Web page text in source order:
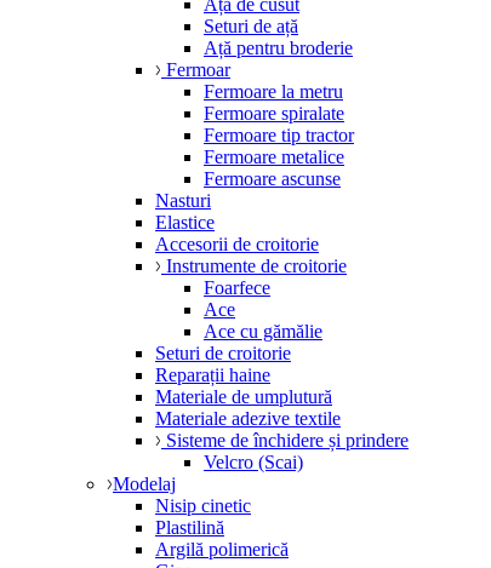
Ață de cusut
Seturi de ață
Ață pentru broderie
Fermoar
Fermoare la metru
Fermoare spiralate
Fermoare tip tractor
Fermoare metalice
Fermoare ascunse
Nasturi
Elastice
Accesorii de croitorie
Instrumente de croitorie
Foarfece
Ace
Ace cu gămălie
Seturi de croitorie
Reparații haine
Materiale de umplutură
Materiale adezive textile
Sisteme de închidere și prindere
Velcro (Scai)
Modelaj
Nisip cinetic
Plastilină
Argilă polimerică